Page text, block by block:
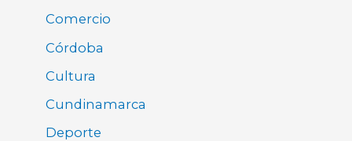
Comercio
Córdoba
Cultura
Cundinamarca
Deporte